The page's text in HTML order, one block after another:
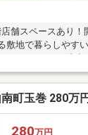
舗スペースあり！
地で暮らしやすい
中央小学校：徒歩
バザール氷上町店
ホームライフ不動
ールやお電話でも
売却』『リフォー
町玉巻 280万
280万円